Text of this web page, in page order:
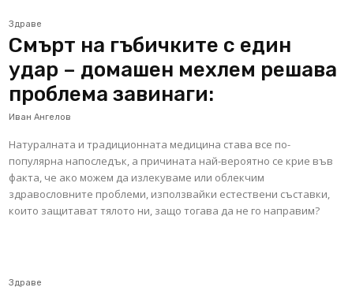
Здраве
Смърт на гъбичките с един
удар – домашен мехлем решава
проблема завинаги:
Иван Ангелов
Натуралната и традиционната медицина става все по-
популярна напоследък, а причината най-вероятно се крие във
факта, че ако можем да излекуваме или облекчим
здравословните проблеми, използвайки естествени съставки,
които защитават тялото ни, защо тогава да не го направим?
Здраве